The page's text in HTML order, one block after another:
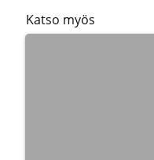
Katso myös